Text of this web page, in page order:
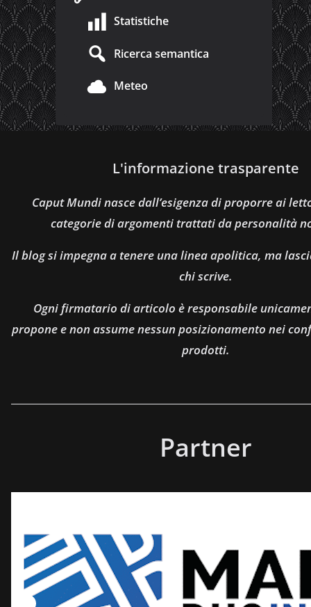
Statistiche
Ricerca semantica
Meteo
L'informazione trasparente
Caput Mundi nasce dall’esigenza di proporre ai
categorie di argomenti trattati da personalità
Il blog si impegna a tenere una linea apolitica, ma
chi scrive.
Ogni firmatario di articolo è responsabile
propone e non assume nessun posizionamento nei
prodotti.
Partner